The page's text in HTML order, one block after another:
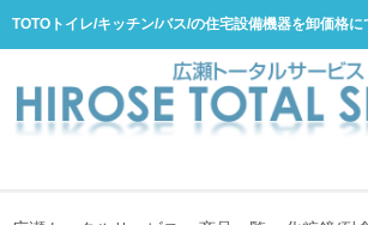
TOTOトイレ/キッチン/バス/の住宅設備機器を卸価格に